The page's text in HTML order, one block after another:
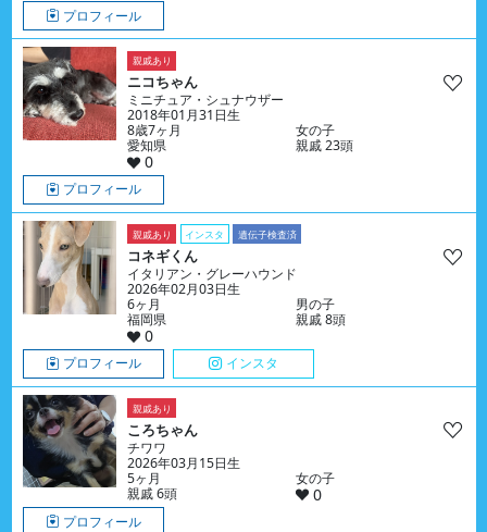
プロフィール
親戚あり
ニコちゃん
ミニチュア・シュナウザー
2018年01月31日生
8歳7ヶ月
女の子
愛知県
親戚 23頭
0
プロフィール
親戚あり インスタ 遺伝子検査済
コネギくん
イタリアン・グレーハウンド
2026年02月03日生
6ヶ月
男の子
福岡県
親戚 8頭
0
プロフィール インスタ
親戚あり
ころちゃん
チワワ
2026年03月15日生
5ヶ月
女の子
親戚 6頭
0
プロフィール